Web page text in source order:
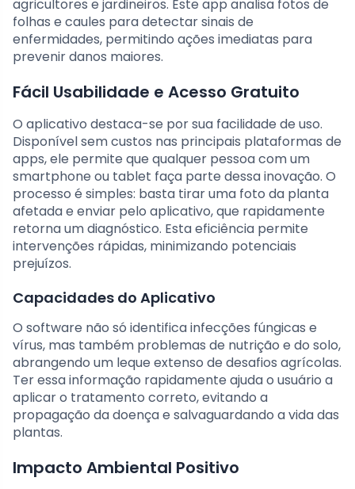
agricultores e jardineiros. Este app analisa fotos de
folhas e caules para detectar sinais de
enfermidades, permitindo ações imediatas para
prevenir danos maiores.
Fácil Usabilidade e Acesso Gratuito
O aplicativo destaca-se por sua facilidade de uso.
Disponível sem custos nas principais plataformas de
apps, ele permite que qualquer pessoa com um
smartphone ou tablet faça parte dessa inovação. O
processo é simples: basta tirar uma foto da planta
afetada e enviar pelo aplicativo, que rapidamente
retorna um diagnóstico. Esta eficiência permite
intervenções rápidas, minimizando potenciais
prejuízos.
Capacidades do Aplicativo
O software não só identifica infecções fúngicas e
vírus, mas também problemas de nutrição e do solo,
abrangendo um leque extenso de desafios agrícolas.
Ter essa informação rapidamente ajuda o usuário a
aplicar o tratamento correto, evitando a
propagação da doença e salvaguardando a vida das
plantas.
Impacto Ambiental Positivo